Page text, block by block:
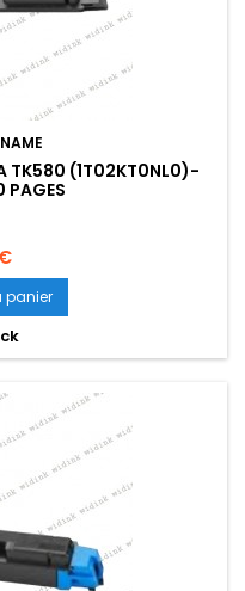
TK580 (1T02KT0NL0)-
PAGES
panier